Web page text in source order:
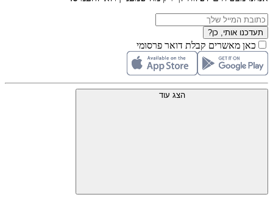
תעדכנו אותי, כן?
כאן מאשרים קבלת דואר פרסומי
הצג עוד